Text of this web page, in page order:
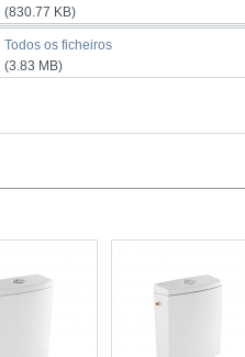
(830.77 KB)
Manual de Limpeza
(3.69 MB)
Todos os ficheiros
(3.83 MB)